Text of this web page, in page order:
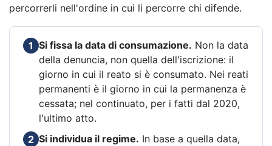
percorrerli nell'ordine in cui li percorre chi difende.
1 Si fissa la data di consumazione. Non la data
della denuncia, non quella dell'iscrizione: il
giorno in cui il reato si è consumato. Nei reati
permanenti è il giorno in cui la permanenza è
cessata; nel continuato, per i fatti dal 2020,
l'ultimo atto.
2 Si individua il regime. In base a quella data,